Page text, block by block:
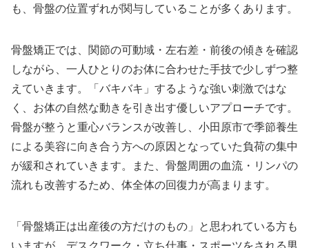
も、骨盤の位置ずれが関与していることが多くあります。
骨盤矯正では、関節の可動域・左右差・前後の傾きを確認
しながら、一人ひとりのお体に合わせた手技で少しずつ整
えていきます。「バキバキ」するような強い刺激ではな
く、お体の自然な動きを引き出す優しいアプローチです。
骨盤が整うと重心バランスが改善し、小田原市で季節養生
による美容に向き合う方への原因となっていた負荷の集中
が緩和されていきます。また、骨盤周囲の血流・リンパの
流れも改善するため、体全体の回復力が高まります。
「骨盤矯正は出産後の方だけのもの」と思われている方も